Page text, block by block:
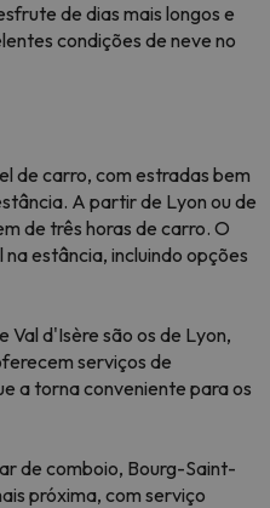
de dias mais longos e
condições de neve no
de carro, com estradas bem
A partir de Lyon ou de
de três horas de carro. O
estância, incluindo opções
Val d'Isère são os de Lyon,
serviços de
a torna conveniente para os
de comboio, Bourg-Saint-
próxima, com serviço